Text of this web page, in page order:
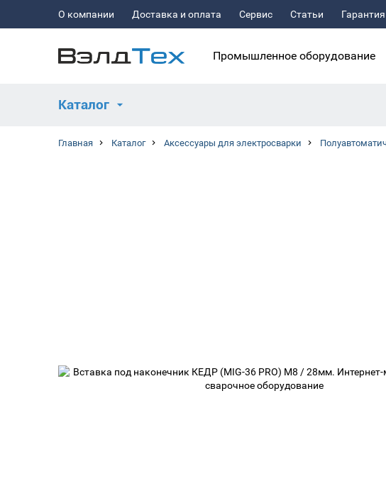
О компании Доставка и оплата Сервис Статьи Гарантия
Промышленное оборудование
Каталог
Главная Каталог Аксессуары для электросварки